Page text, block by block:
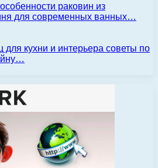
раковин из
для современных ванных…
кухни и интерьера советы по